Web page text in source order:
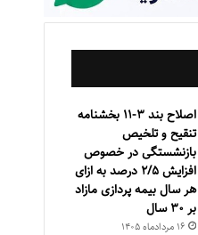
اصلاح بند ۳‏-۱۱ بخشنامه
تنقیح و تلخیص
بازنشستگی در خصوص
افزایش ۵‏‏‏‏‏‏‏‏‏/۲ درصد به ازای
هر سال بیمه پردازی مازاد
بر ۳۰‏ سال
۱۶ مرداد‌ماه ۱۴۰۵